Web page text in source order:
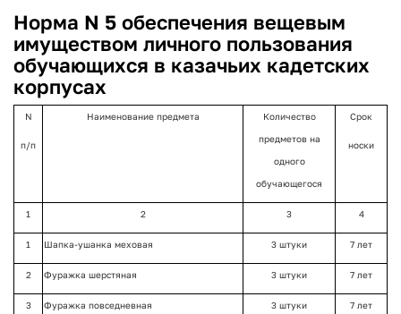
Норма N 5 обеспечения вещевым
имуществом личного пользования
обучающихся в казачьих кадетских
корпусах
N
п/п
Наименование предмета Количество
предметов на
одного
обучающегося
Срок
носки
1 2 3 4
1 Шапка-ушанка меховая 3 штуки 7 лет
2 Фуражка шерстяная 3 штуки 7 лет
3 Фуражка повседневная 3 штуки 7 лет